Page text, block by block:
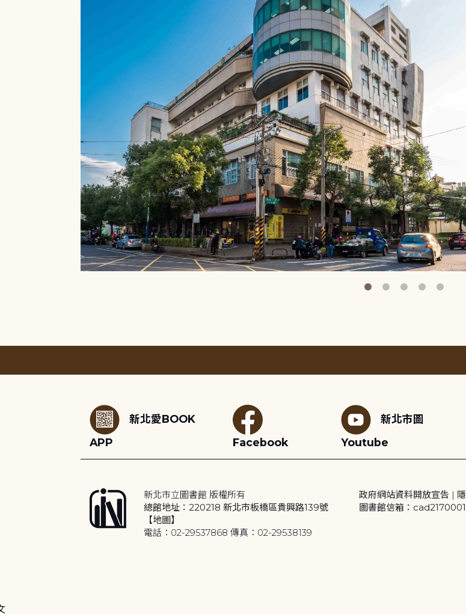
新北愛BOOK
APP
Facebook
新北市圖
Youtube
新北市立圖書館 版權所有
總館地址：220218 新北市板橋區貴興路139號
【地圖】
電話：02-29537868 傳真：02-29538139
政府網站資料開放宣告 |
圖書館信箱：